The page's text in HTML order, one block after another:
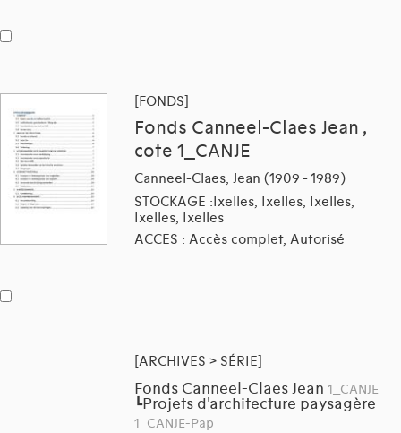
[FONDS]
Fonds Canneel-Claes Jean ,
cote 1_CANJE
Canneel-Claes, Jean (1909 - 1989)
STOCKAGE :Ixelles, Ixelles, Ixelles,
Ixelles, Ixelles
ACCES : Accès complet, Autorisé
[ARCHIVES > SÉRIE]
Fonds Canneel-Claes Jean 1_CANJE
┗Projets d'architecture paysagère
1_CANJE-Pap